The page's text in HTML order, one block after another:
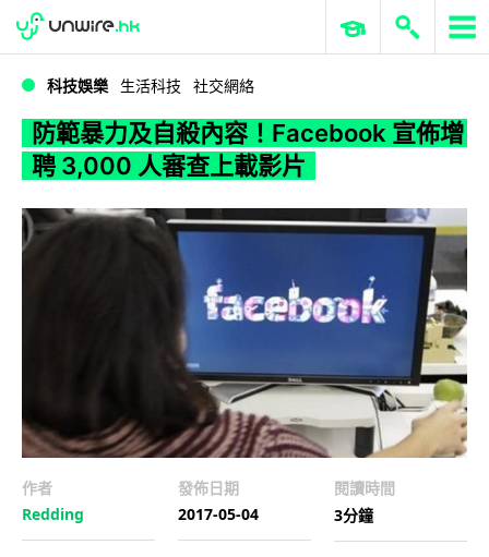
WWDC 2026 ERP 與商業 AI
科技娛樂 生活科技 社交網絡
防範暴力及自殺內容！Facebook 宣佈增
聘 3,000 人審查上載影片
作者
Redding
發佈日期
2017-05-04
閱讀時間
3分鐘